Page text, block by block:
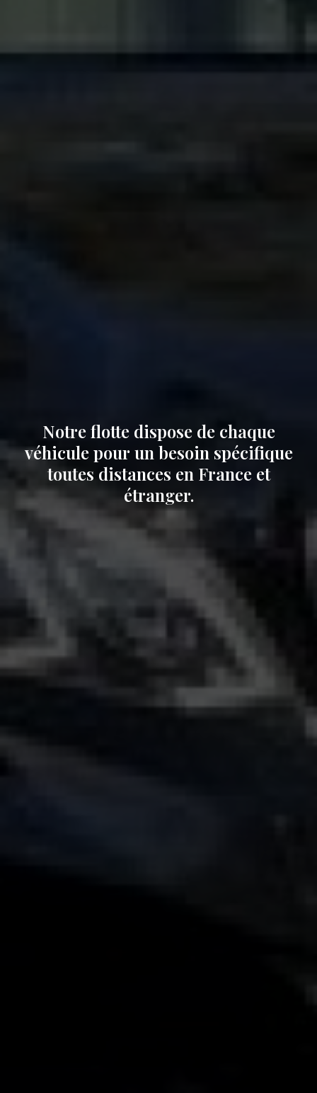
Notre flotte dispose de chaque
véhicule pour un besoin spécifique
toutes distances en France et
étranger.